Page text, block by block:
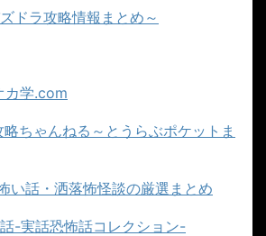
ドラ攻略情報まとめ～
カ学.com
ちゃんねる～とうらぶポケットま
い話・洒落怖怪談の厳選まとめ
-実話恐怖話コレクション-